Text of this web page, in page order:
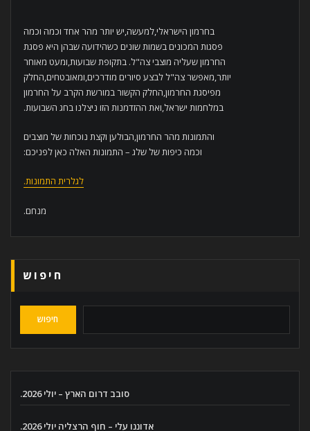
בחרמון הישראלי,למעשה,יש יותר מהר אחד וכמה וכמה
פסגות המכונים בשמות שונים כשהידועה שבהן היא פסגת
החרמון שעליה מוצבי צה"ל. בתקופת שבועות,ומעט מאוחר
יותר,מאפשר צה"ל לבצע סיורים מודרכים,ומאובטחים,החלק
מפיסגת החרמון,החלק הקשור במורשת הקרב על החרמון
במלחמות ישראל,ואת ההזדמנות הזו ניצלנו בחג השבועות.
והתמונות מהר החרמון,הבולען וקצת נוכחות של מוצבים
וכמה כיפות של שלג – התמונות האלה כאן לפניכם:
לגלרית התמונות.
מנחם.
חיפוש
חיפוש
סובב דרום הארץ – יולי 2026.
אדוננו עלי – חוף הרצליה יולי 2026.